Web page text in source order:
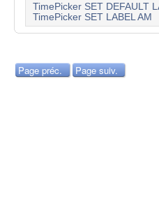
TimePicker SET DEFAULT
TimePicker SET LABEL AM
Page préc. Page suiv.